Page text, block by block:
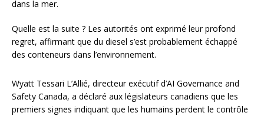
dans la mer.
Quelle est la suite ? Les autorités ont exprimé leur profond
regret, affirmant que du diesel s’est probablement échappé
des conteneurs dans l’environnement.
Wyatt Tessari L’Allié, directeur exécutif d’AI Governance and
Safety Canada, a déclaré aux législateurs canadiens que les
premiers signes indiquant que les humains perdent le contrôle